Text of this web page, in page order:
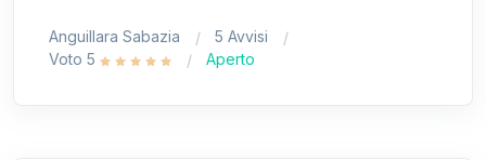
Anguillara Sabazia
5 Avvisi
Voto 5
Aperto